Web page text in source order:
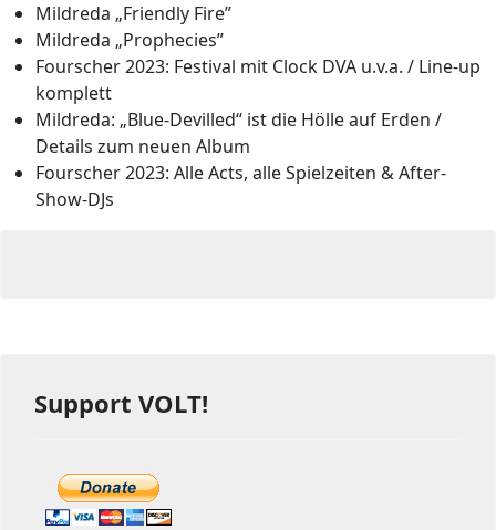
Mildreda „Friendly Fire”
Mildreda „Prophecies”
Fourscher 2023: Festival mit Clock DVA u.v.a. / Line-up
komplett
Mildreda: „Blue-Devilled“ ist die Hölle auf Erden /
Details zum neuen Album
Fourscher 2023: Alle Acts, alle Spielzeiten & After-
Show-DJs
Support VOLT!